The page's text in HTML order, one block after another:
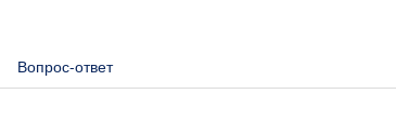
Вопрос-ответ